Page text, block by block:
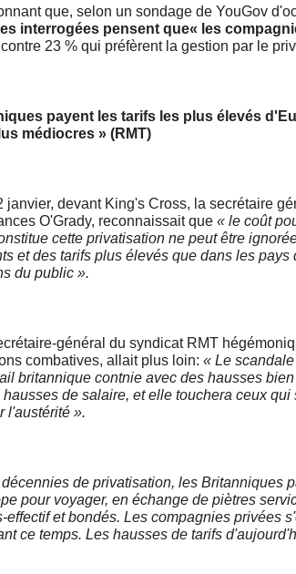
que, selon un sondage de YouGov
interrogées pensent que« les
contre 23 % qui préfèrent la gestion par le
payent les tarifs les plus élevés
médiocres » (RMT)
janvier, devant King's Cross, la secrétaire
O'Grady, reconnaissait que « le coût
cette privatisation ne peut être
et des tarifs plus élevés que dans les pays
du public ».
général du syndicat RMT
combatives, allait plus loin: « Le
britannique contnie avec des hausses
de salaire, et elle touchera ceux qui
l'austérité ».
de privatisation, les Britanniques
pour voyager, en échange de piètres
effectif et bondés. Les compagnies privées
ce temps. Les hausses de tarifs